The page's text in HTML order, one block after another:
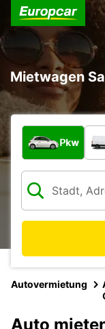
Mietwagen
Welche Art von
Pkw
Autovermietung
Auto